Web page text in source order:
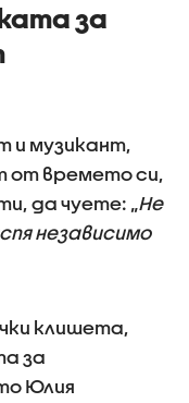
за
и музикант,
от времето си,
да чуете: „Не
независимо
клишета,
за
Юлия